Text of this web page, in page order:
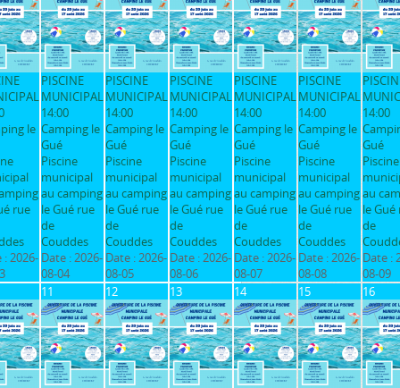
le
rue
:2026-
PISCINE
MUNICIPAL
14:00
Camping le
Gué
Piscine
municipal
au camping
le Gué rue
de
Couddes
Date :2026-
08-04
PISCINE
MUNICIPAL
14:00
Camping le
Gué
Piscine
municipal
au camping
le Gué rue
de
Couddes
Date :2026-
08-05
PISCINE
MUNICIPAL
14:00
Camping le
Gué
Piscine
municipal
au camping
le Gué rue
de
Couddes
Date :2026-
08-06
PISCINE
MUNICIPAL
14:00
Camping le
Gué
Piscine
municipal
au camping
le Gué rue
de
Couddes
Date :2026-
08-07
PISCINE
MUNICIPAL
14:00
Camping le
Gué
Piscine
municipal
au camping
le Gué rue
de
Couddes
Date :2026-
08-08
14:00
Gué
Piscine
au
le Gué
de
Date :
08-09
11 12 13 14 15 16